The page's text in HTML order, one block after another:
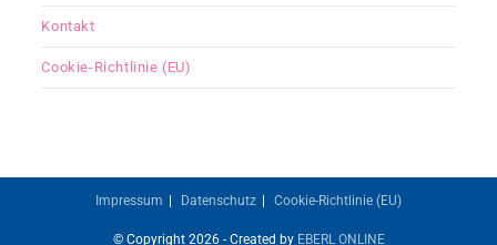
Kontakt
Cookie-Richtlinie (EU)
Impressum Datenschutz Cookie-Richtlinie (EU)
© Copyright 2026 - Created by EBERL ONLINE